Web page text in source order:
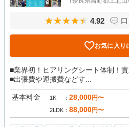
4.92
お気に入り
■業界初！ヒアリングシート体制！貴
■出張費や運搬費などす...
基本料金 1K 28,000円〜
2LDK 88,000円〜